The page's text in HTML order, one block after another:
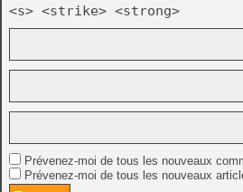
<s> <strike> <strong>
Prévenez-moi de tous les nouveaux
Prévenez-moi de tous les nouveaux